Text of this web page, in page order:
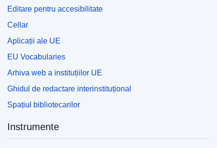
Editare pentru accesibilitate
Cellar
Aplicații ale UE
EU Vocabularies
Arhiva web a instituțiilor UE
Ghidul de redactare interinstituțional
Spațiul bibliotecarilor
Instrumente